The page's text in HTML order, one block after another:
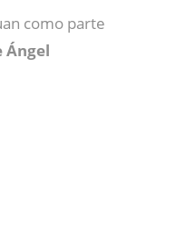
como parte
Ángel